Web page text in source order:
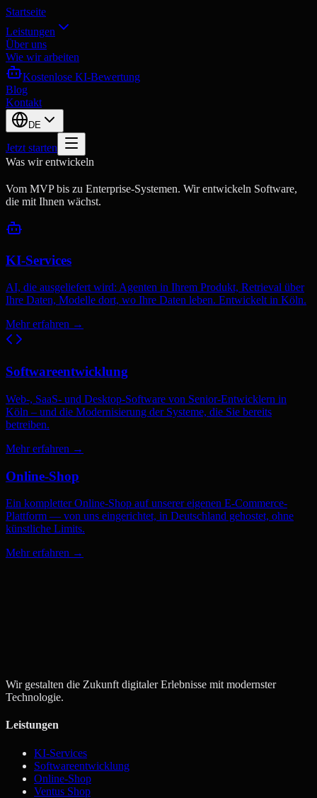
Startseite
Leistungen
Über uns
Wie wir arbeiten
Kostenlose KI-Bewertung
Blog
Kontakt
DE
Jetzt starten
Was wir entwickeln
Vom MVP bis zu Enterprise-Systemen. Wir entwickeln Software,
die mit Ihnen wächst.
KI-Services
AI, die ausgeliefert wird: Agenten in Ihrem Produkt, Retrieval über
Ihre Daten, Modelle dort, wo Ihre Daten leben. Entwickelt in Köln.
Mehr erfahren →
Softwareentwicklung
Web-, SaaS- und Desktop-Software von Senior-Entwicklern in
Köln – und die Modernisierung der Systeme, die Sie bereits
betreiben.
Mehr erfahren →
Online-Shop
Ein kompletter Online-Shop auf unserer eigenen E-Commerce-
Plattform — von uns eingerichtet, in Deutschland gehostet, ohne
künstliche Limits.
Mehr erfahren →
Wir gestalten die Zukunft digitaler Erlebnisse mit modernster
Technologie.
Leistungen
KI-Services
Softwareentwicklung
Online-Shop
Ventus Shop